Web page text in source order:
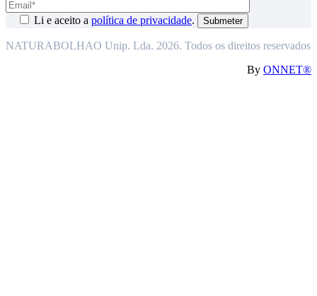
Li e aceito a política de privacidade.
NATURABOLHAO Unip. Lda. 2026. Todos os direitos reservados
By ONNET®